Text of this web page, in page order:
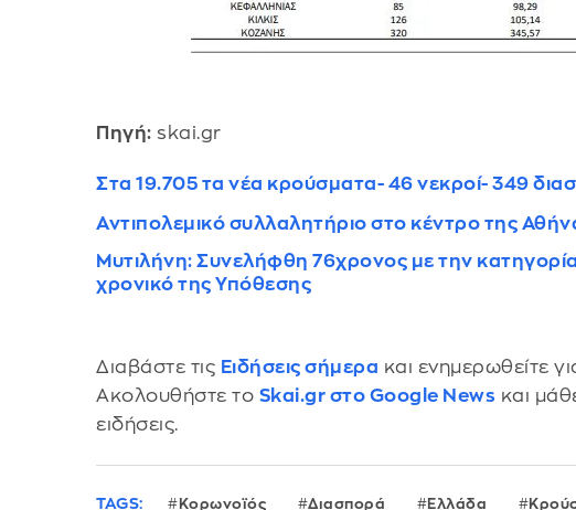
Πηγή: skai.gr
Στα 19.705 τα νέα κρούσματα- 46 νεκροί- 349
Αντιπολεμικό συλλαλητήριο στο κέντρο της
Μυτιλήνη: Συνελήφθη 76χρονος με την
χρονικό της Υπόθεσης
Διαβάστε τις Ειδήσεις σήμερα και ενημερωθείτε
Ακολουθήστε το Skai.gr στο Google News και
ειδήσεις.
TAGS: Κορωνοϊός Διασπορά Ελλάδα